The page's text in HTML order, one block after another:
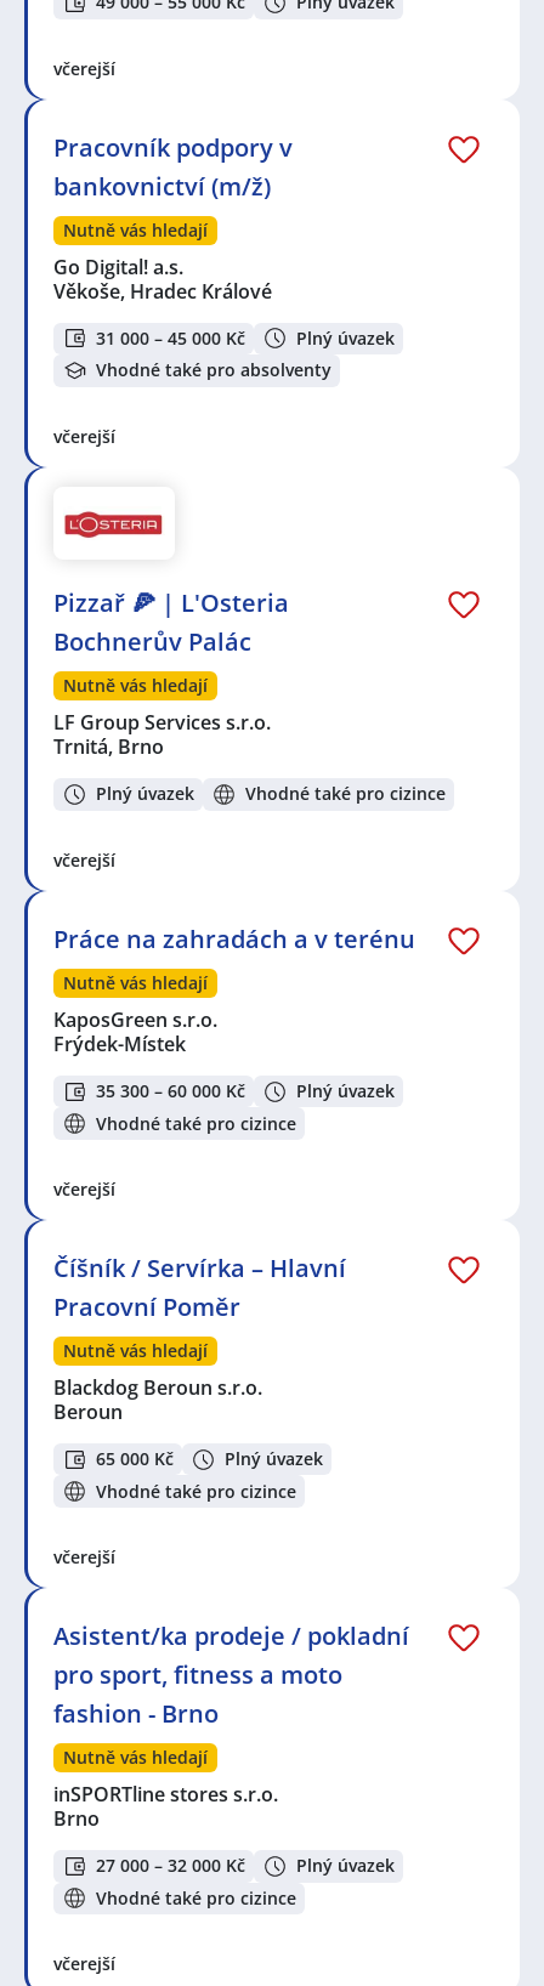
včerejší
Pracovník podpory v
bankovnictví (m/ž)
Nutně vás hledají
Go Digital! a.s.
Věkoše, Hradec Králové
31 000 – 45 000 Kč
Plný úvazek
Vhodné také pro absolventy
včerejší
Pizzař 🍕 | L'Osteria
Bochnerův Palác
Nutně vás hledají
LF Group Services s.r.o.
Trnitá, Brno
Plný úvazek Vhodné také pro cizince
včerejší
Práce na zahradách a v terénu
Nutně vás hledají
KaposGreen s.r.o.
Frýdek-Místek
35 300 – 60 000 Kč
Plný úvazek
Vhodné také pro cizince
včerejší
Číšník / Servírka – Hlavní
Pracovní Poměr
Nutně vás hledají
Blackdog Beroun s.r.o.
Beroun
65 000 Kč
Plný úvazek
Vhodné také pro cizince
včerejší
Asistent/ka prodeje / pokladní
pro sport, fitness a moto
fashion - Brno
Nutně vás hledají
inSPORTline stores s.r.o.
Brno
27 000 – 32 000 Kč
Plný úvazek
Vhodné také pro cizince
včerejší